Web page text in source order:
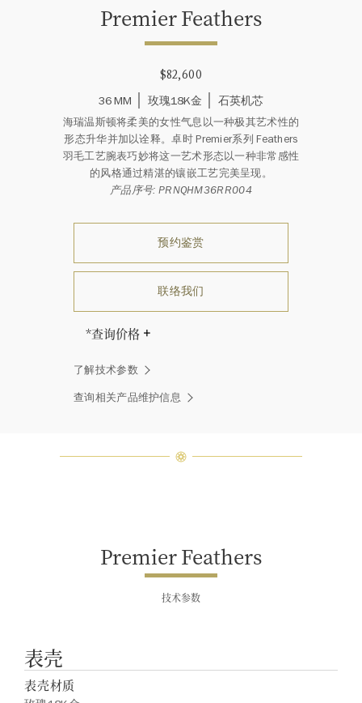
Premier Feathers
$82,600
36 MM
玫瑰18K金 石英机芯
海瑞温斯顿将柔美的女性气息以一种极其艺术性的
形态升华并加以诠释。卓时 Premier系列 Feathers
羽毛工艺腕表巧妙将这一艺术形态以一种非常感性
的风格通过精湛的镶嵌工艺完美呈现。
产品序号: PRNQHM36RR004
预约鉴赏
联络我们
*查询价格
有两颗相同的钻石。” 海瑞温斯顿的
每一件高级珠宝作品也是如此：每个
宝石皆与众不同而采用独特镶嵌方
了解技术参数
查询相关产品维护信息
Premier Feathers
技术参数
表壳
表壳材质